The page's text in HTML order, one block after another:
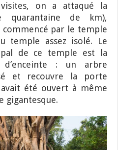
on a attaqué la
quarantaine de km),
par le temple
temple assez isolé. Le
de ce temple est la
: un arbre
et recouvre la porte
été ouvert à même
gigantesque.